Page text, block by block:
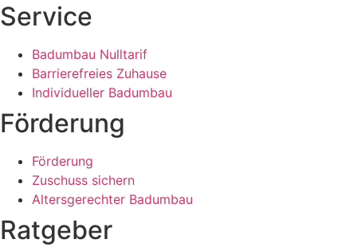
Service
Badumbau Nulltarif
Barrierefreies Zuhause
Individueller Badumbau
Förderung
Förderung
Zuschuss sichern
Altersgerechter Badumbau
Ratgeber